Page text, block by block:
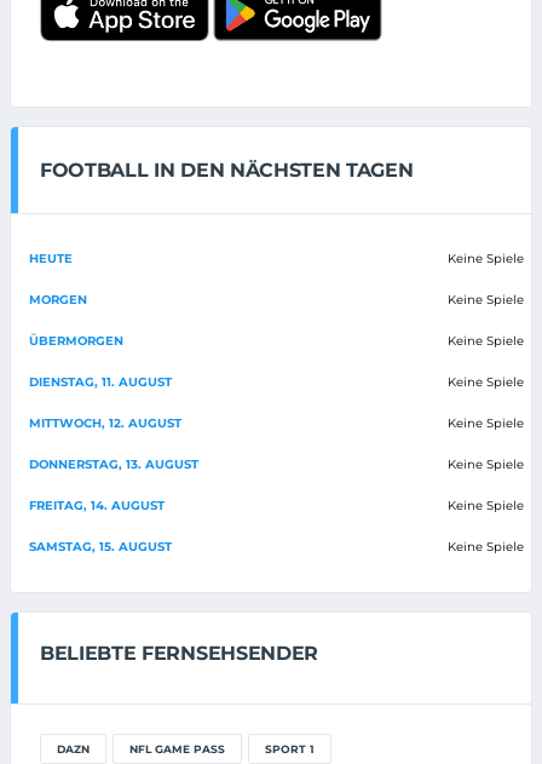
FOOTBALL IN DEN NÄCHSTEN TAGEN
HEUTE Keine Spiele
MORGEN Keine Spiele
ÜBERMORGEN Keine Spiele
DIENSTAG, 11. AUGUST Keine Spiele
MITTWOCH, 12. AUGUST Keine Spiele
DONNERSTAG, 13. AUGUST Keine Spiele
FREITAG, 14. AUGUST Keine Spiele
SAMSTAG, 15. AUGUST Keine Spiele
BELIEBTE FERNSEHSENDER
DAZN NFL GAME PASS SPORT 1